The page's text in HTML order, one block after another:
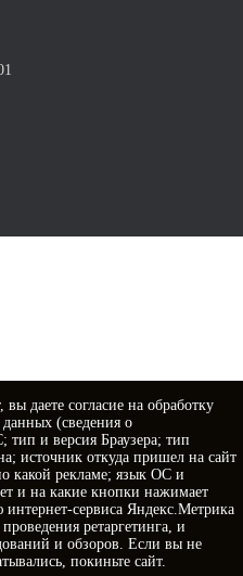
вы даете согласие на обработку
(сведения о
и версия Браузера; тип
источник откуда пришел на сайт
какой рекламе; язык ОС и
и на какие кнопки нажимает
сервиса Яндекс.Метрика
ретаргетинга, и
и обзоров. Если вы не
покиньте сайт.